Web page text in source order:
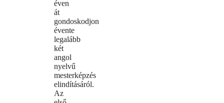
éven
át
gondoskodjon
évente
legalább
két
angol
nyelvű
mesterképzés
elindításáról.
Az